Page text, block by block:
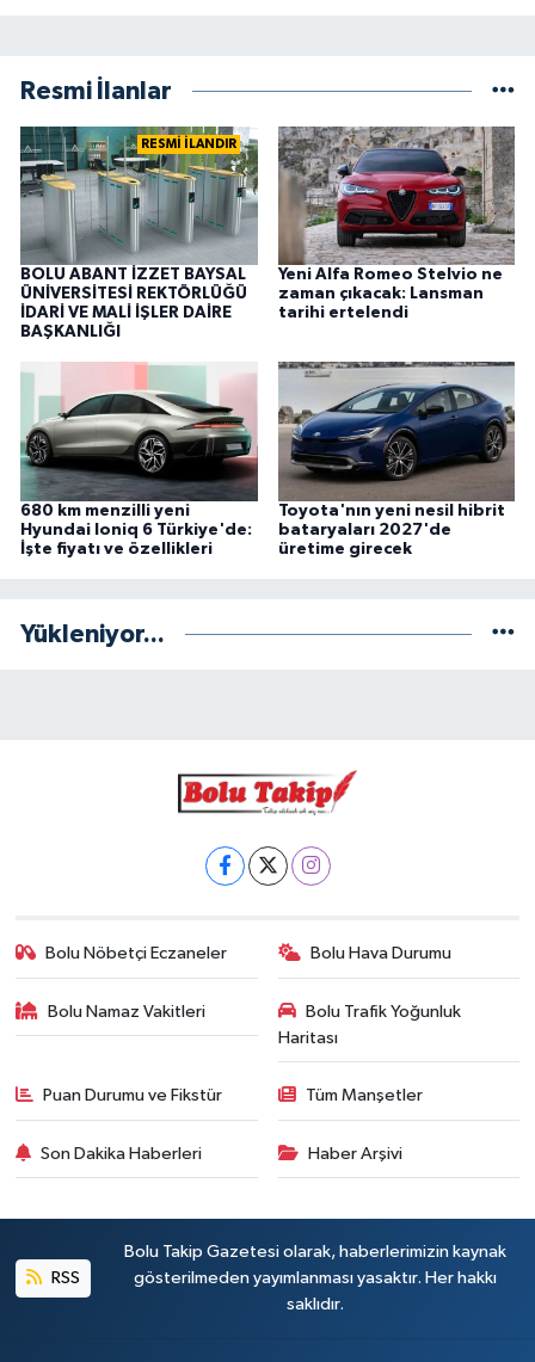
Resmi İlanlar
RESMİ İLANDIR
BOLU ABANT İZZET BAYSAL
ÜNİVERSİTESİ REKTÖRLÜĞÜ
İDARİ VE MALİ İŞLER DAİRE
BAŞKANLIĞI
Yeni Alfa Romeo Stelvio ne
zaman çıkacak: Lansman
tarihi ertelendi
680 km menzilli yeni
Hyundai Ioniq 6 Türkiye'de:
İşte fiyatı ve özellikleri
Toyota'nın yeni nesil hibrit
bataryaları 2027'de
üretime girecek
Yükleniyor...
Bolu Nöbetçi Eczaneler Bolu Hava Durumu
Bolu Namaz Vakitleri
Bolu Trafik Yoğunluk
Haritası
Puan Durumu ve Fikstür Tüm Manşetler
Son Dakika Haberleri Haber Arşivi
RSS
Bolu Takip Gazetesi olarak, haberlerimizin kaynak
gösterilmeden yayımlanması yasaktır. Her hakkı
saklıdır.